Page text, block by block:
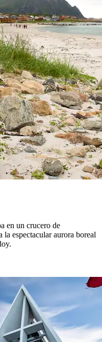
en un crucero de
espectacular aurora boreal